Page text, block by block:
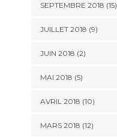
SEPTEMBRE 2018 (15)
JUILLET 2018 (9)
JUIN 2018 (2)
MAI 2018 (5)
AVRIL 2018 (10)
MARS 2018 (12)